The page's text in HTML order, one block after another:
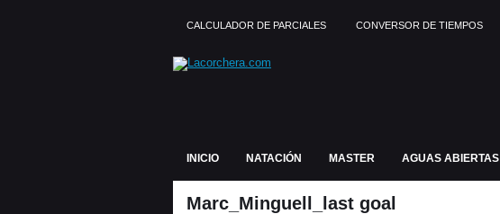
CALCULADOR DE PARCIALES CONVERSOR DE TIEMPOS
INICIO NATACIÓN MASTER AGUAS ABIERTAS
Marc_Minguell_last goal